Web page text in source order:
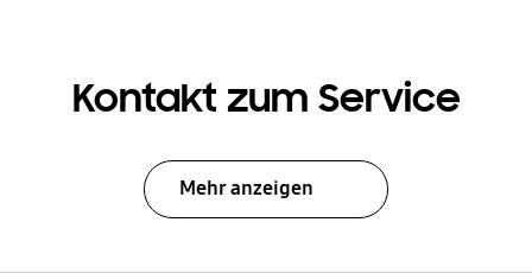
Kontakt zum Service
Mehr anzeigen